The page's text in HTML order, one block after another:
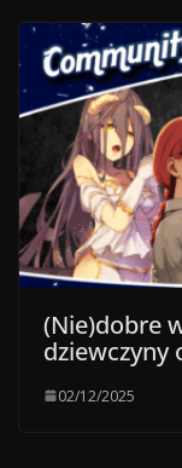
(Nie)dobre
dziewczyny
02/12/2025